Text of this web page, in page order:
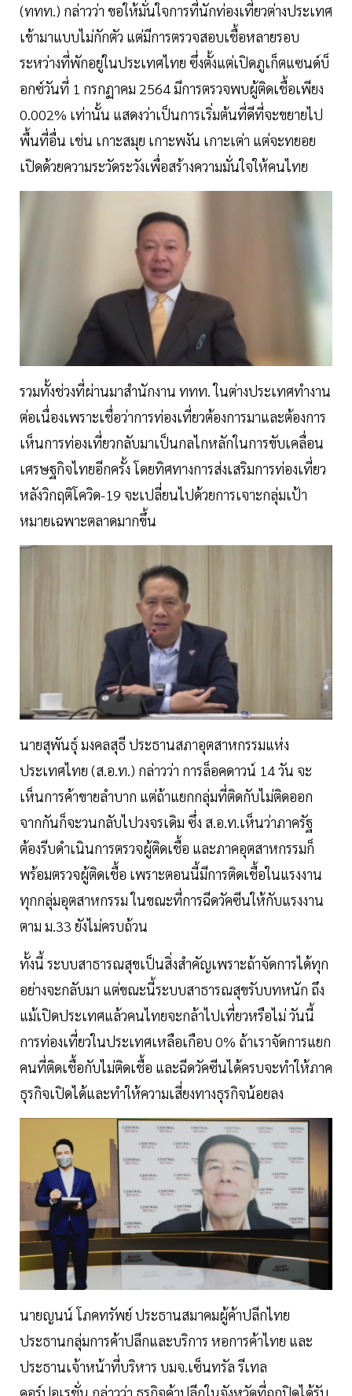
(ททท.) กล่าวว่า ขอให้มั่นใจการที่นักท่องเที่ยวต่างประเทศ
เข้ามาแบบไม่กักตัว แต่มีการตรวจสอบเชื้อหลายรอบ
ระหว่างที่พักอยู่ในประเทศไทย ซึ่งตั้งแต่เปิดภูเก็ตแซนด์บ็
อกซ์วันที่ 1 กรกฏาคม 2564 มีการตรวจพบผู้ติดเชื้อเพียง
0.002% เท่านั้น แสดงว่าเป็นการเริ่มต้นที่ดีที่จะขยายไป
พื้นที่อื่น เช่น เกาะสมุย เกาะพงัน เกาะเต่า แต่จะทยอย
เปิดด้วยความระวัดระวังเพื่อสร้างความมั่นใจให้คนไทย
รวมทั้งช่วงที่ผ่านมาสำนักงาน ททท. ในต่างประเทศทำงาน
ต่อเนื่องเพราะเชื่อว่าการท่องเที่ยวต้องการมาและต้องการ
เห็นการท่องเที่ยวกลับมาเป็นกลไกหลักในการขับเคลื่อน
เศรษฐกิจไทยอีกครั้ง โดยทิศทางการส่งเสริมการท่องเที่ยว
หลังวิกฤติโควิด-19 จะเปลี่ยนไปด้วยการเจาะกลุ่มเป้า
หมายเฉพาะตลาดมากขึ้น
นายสุพันธุ์ มงคลสุธี ประธานสภาอุตสาหกรรมแห่ง
ประเทศไทย (ส.อ.ท.) กล่าวว่า การล็อคดาวน์ 14 วัน จะ
เห็นการค้าขายลำบาก แต่ถ้าแยกกลุ่มที่ติดกับไม่ติดออก
จากกันก็จะวนกลับไปวงจรเดิม ซึ่ง ส.อ.ท.เห็นว่าภาครัฐ
ต้องรีบดำเนินการตรวจผู้ติดเชื้อ และภาคอุตสาหกรรมก็
พร้อมตรวจผู้ติดเชื้อ เพราะตอนนี้มีการติดเชื้อในแรงงาน
ทุกกลุ่มอุตสาหกรรม ในขณะที่การฉีดวัคซีนให้กับแรงงาน
ตาม ม.33 ยังไม่ครบถ้วน
ทั้งนี้ ระบบสาธารณสุขเป็นสิ่งสำคัญเพราะถ้าจัดการได้ทุก
อย่างจะกลับมา แต่ขณะนี้ระบบสาธารณสุขรับบทหนัก ถึง
แม้เปิดประเทศแล้วคนไทยจะกล้าไปเที่ยวหรือไม่ วันนี้
การท่องเที่ยวในประเทศเหลือเกือบ 0% ถ้าเราจัดการแยก
คนที่ติดเชื้อกับไม่ติดเชื้อ และฉีดวัคซีนได้ครบจะทำให้ภาค
ธุรกิจเปิดได้และทำให้ความเสี่ยงทางธุรกิจน้อยลง
นายญนน์ โภคทรัพย์ ประธานสมาคมผู้ค้าปลีกไทย
ประธานกลุ่มการค้าปลีกและบริการ หอการค้าไทย และ
ประธานเจ้าหน้าที่บริหาร บมจ.เซ็นทรัล รีเทล